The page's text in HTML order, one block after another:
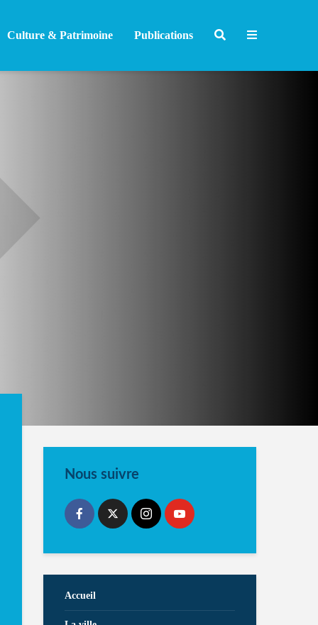
Culture & Patrimoine Publications
Nous suivre
Accueil